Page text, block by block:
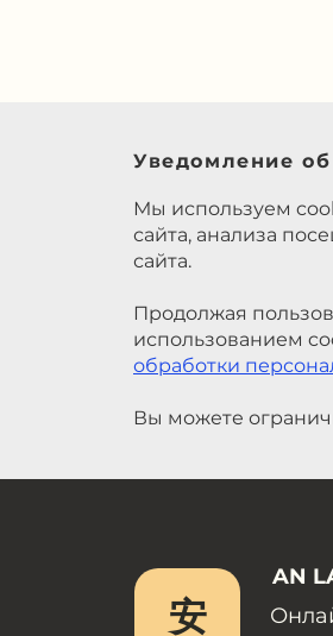
Уведомление
Мы используем
сайта, анализа
сайта.
Продолжая
использованием
обработки
Вы можете
安
AN